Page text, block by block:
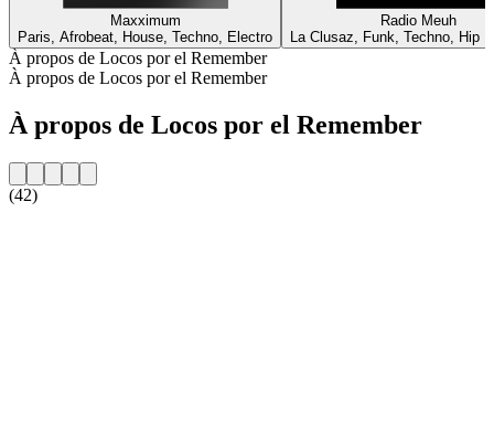
Maxximum
Paris, Afrobeat, House, Techno, Electro
Radio Meuh
La Clusaz, Funk, Techno, Hip
À propos de Locos por el Remember
À propos de Locos por el Remember
À propos de Locos por el Remember
(42)